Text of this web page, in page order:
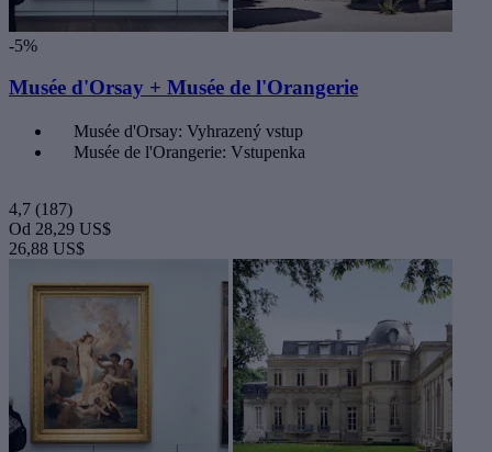
-5%
Musée d'Orsay + Musée de l'Orangerie
Musée d'Orsay: Vyhrazený vstup
Musée de l'Orangerie: Vstupenka
4,7 (187)
Od 28,29 US$
26,88 US$